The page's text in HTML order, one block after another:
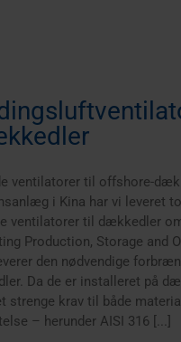
ventilatorer til offshore-
i Kina har vi leveret
ventilatorer til dækkedler
Production, Storage and
den nødvendige
Da de er installeret på
strenge krav til både
– herunder AISI 316 [...]